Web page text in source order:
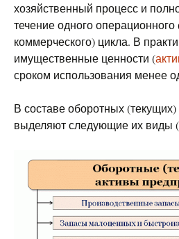
хозяйственный процесс и
течение одного
коммерческого) цикла. В
имущественные ценности (
сроком использования менее
В составе оборотных
выделяют следующие их виды